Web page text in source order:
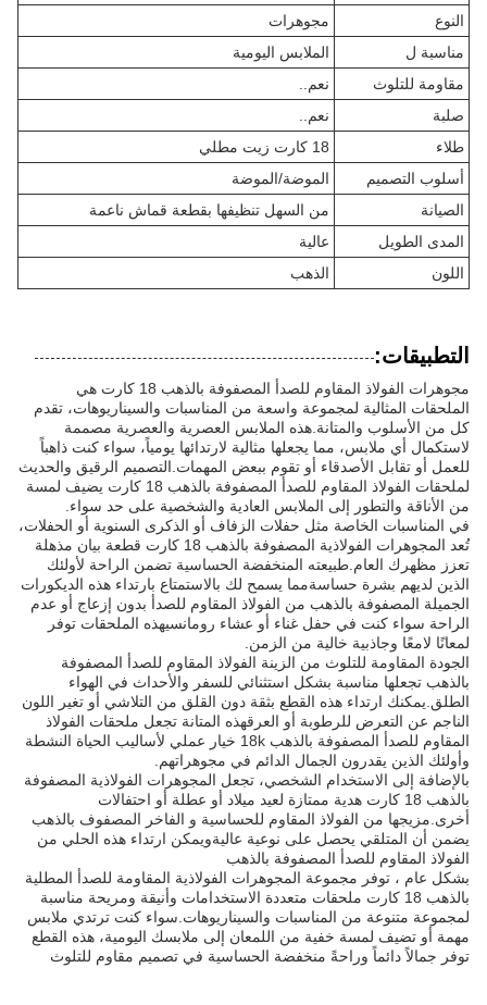
النوع
مجوهرات
مناسبة ل
الملابس اليومية
مقاومة للتلوث
نعم..
صلبة
نعم..
طلاء
18 كارت زيت مطلي
أسلوب التصميم
الموضة/الموضة
الصيانة
من السهل تنظيفها بقطعة قماش ناعمة
المدى الطويل
عالية
اللون
الذهب
التطبيقات:
مجوهرات الفولاذ المقاوم للصدأ المصفوفة بالذهب 18 كارت هي
الملحقات المثالية لمجموعة واسعة من المناسبات والسيناريوهات، تقدم
كل من الأسلوب والمتانة.هذه الملابس العصرية والعصرية مصممة
لاستكمال أي ملابس، مما يجعلها مثالية لارتدائها يومياً، سواء كنت ذاهباً
للعمل أو تقابل الأصدقاء أو تقوم ببعض المهمات.التصميم الرقيق والحديث
لملحقات الفولاذ المقاوم للصدأ المصفوفة بالذهب 18 كارت يضيف لمسة
من الأناقة والتطور إلى الملابس العادية والشخصية على حد سواء.
في المناسبات الخاصة مثل حفلات الزفاف أو الذكرى السنوية أو الحفلات،
تُعد المجوهرات الفولاذية المصفوفة بالذهب 18 كارت قطعة بيان مذهلة
تعزز مظهرك العام.طبيعته المنخفضة الحساسية تضمن الراحة لأولئك
الذين لديهم بشرة حساسةمما يسمح لك بالاستمتاع بارتداء هذه الديكورات
الجميلة المصفوفة بالذهب من الفولاذ المقاوم للصدأ بدون إزعاج أو عدم
الراحة سواء كنت في حفل غناء أو عشاء رومانسيهذه الملحقات توفر
لمعانًا لامعًا وجاذبية خالية من الزمن.
الجودة المقاومة للتلوث من الزينة الفولاذ المقاوم للصدأ المصفوفة
بالذهب تجعلها مناسبة بشكل استثنائي للسفر والأحداث في الهواء
الطلق.يمكنك ارتداء هذه القطع بثقة دون القلق من التلاشي أو تغير اللون
الناجم عن التعرض للرطوبة أو العرقهذه المتانة تجعل ملحقات الفولاذ
المقاوم للصدأ المصفوفة بالذهب 18k خيار عملي لأساليب الحياة النشطة
وأولئك الذين يقدرون الجمال الدائم في مجوهراتهم.
بالإضافة إلى الاستخدام الشخصي، تجعل المجوهرات الفولاذية المصفوفة
بالذهب 18 كارت هدية ممتازة لعيد ميلاد أو عطلة أو احتفالات
أخرى.مزيجها من الفولاذ المقاوم للحساسية و الفاخر المصفوف بالذهب
يضمن أن المتلقي يحصل على نوعية عاليةويمكن ارتداء هذه الحلي من
الفولاذ المقاوم للصدأ المصفوفة بالذهب
بشكل عام ، توفر مجموعة المجوهرات الفولاذية المقاومة للصدأ المطلية
بالذهب 18 كارت ملحقات متعددة الاستخدامات وأنيقة ومريحة مناسبة
لمجموعة متنوعة من المناسبات والسيناريوهات.سواء كنت ترتدي ملابس
مهمة أو تضيف لمسة خفية من اللمعان إلى ملابسك اليومية، هذه القطع
توفر جمالاً دائماً وراحةً منخفضة الحساسية في تصميم مقاوم للتلوث